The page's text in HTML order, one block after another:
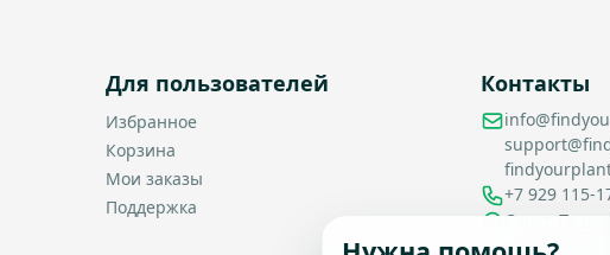
Для пользователей
Избранное
Корзина
Мои заказы
Поддержка
Контакты
+7 929 115-
Санкт-
проспект,